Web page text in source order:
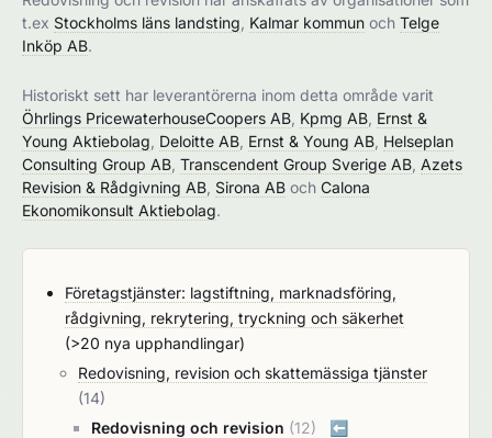
t.ex Stockholms läns landsting Kalmar kommun och Telge
Inköp AB.
Historiskt sett har leverantörerna inom detta område varit
Öhrlings PricewaterhouseCoopers AB Kpmg AB Ernst &
Young Aktiebolag Deloitte AB Ernst & Young AB Helseplan
Consulting Group AB Transcendent Group Sverige AB Azets
Revision & Rådgivning AB Sirona AB och Calona
Ekonomikonsult Aktiebolag.
Företagstjänster: lagstiftning, marknadsföring,
rådgivning, rekrytering, tryckning och säkerhet
(>20 nya upphandlingar)
Redovisning, revision och skattemässiga tjänster
(14)
Redovisning och revision (12) ⬅️